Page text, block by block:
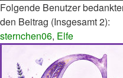
Folgende Benutzer
den Beitrag (Insgesamt 2):
sternchen06, Elfe